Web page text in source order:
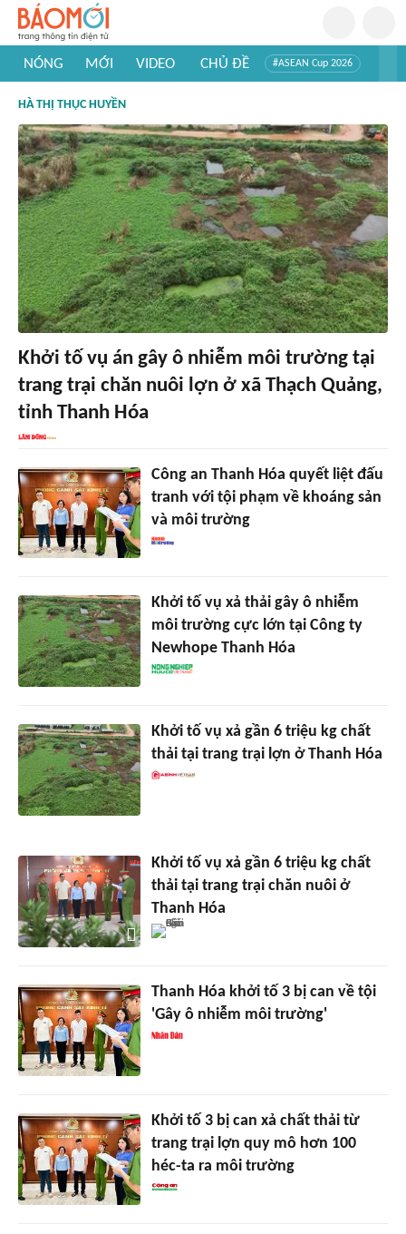
NÓNG MỚI VIDEO CHỦ ĐỀ #ASEAN Cup 2026
#Khám phá thế giới
HÀ THỊ THỤC HUYỀN
Khởi tố vụ án gây ô nhiễm môi trường tại
trang trại chăn nuôi lợn ở xã Thạch Quảng,
tỉnh Thanh Hóa
Công an Thanh Hóa quyết liệt đấu
tranh với tội phạm về khoáng sản
và môi trường
Khởi tố vụ xả thải gây ô nhiễm
môi trường cực lớn tại Công ty
Newhope Thanh Hóa
Khởi tố vụ xả gần 6 triệu kg chất
thải tại trang trại lợn ở Thanh Hóa
Khởi tố vụ xả gần 6 triệu kg chất
thải tại trang trại chăn nuôi ở
Thanh Hóa
Thanh Hóa khởi tố 3 bị can về tội
'Gây ô nhiễm môi trường'
Khởi tố 3 bị can xả chất thải từ
trang trại lợn quy mô hơn 100
héc-ta ra môi trường